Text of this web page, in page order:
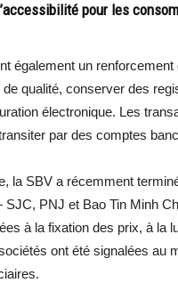
pour les
également un
qualité, conserver des
électronique. Les
par des comptes
la SBV a récemment
PNJ et Bao Tin Minh
à la fixation des prix, à la
ont été signalées au